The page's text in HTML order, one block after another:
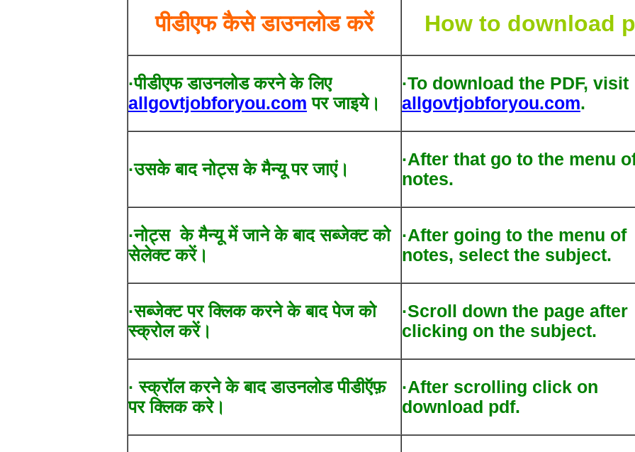
पीडीएफ कैसे डाउनलोड करें How to download
·पीडीएफ डाउनलोड करने के लिए
allgovtjobforyou.com पर जाइये।
·To download the PDF, visit
allgovtjobforyou.com.
·उसके बाद नोट्स के मैन्यू पर जाएं।
·After that go to the menu
notes.
·नोट्स के मैन्यू में जाने के बाद सब्जेक्ट को
सेलेक्ट करें।
·After going to the menu of
notes, select the subject.
·सब्जेक्ट पर क्लिक करने के बाद पेज को
स्क्रोल करें।
·Scroll down the page after
clicking on the subject.
· स्क्रॉल करने के बाद डाउनलोड पीडीऍफ़
पर क्लिक करे।
·After scrolling click on
download pdf.